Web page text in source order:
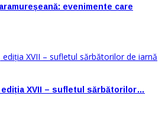
evenimente care
ediția XVII – sufletul sărbătorilor…